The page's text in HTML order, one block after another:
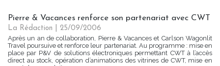
Pierre & Vacances renforce son partenariat avec CWT
La Rédaction | 25/09/2006
Après un an de collaboration, Pierre & Vacances et Carlson Wagonlit
Travel poursuive et renforce leur partenariat. Au programme : mise en
place par P&V de solutions électroniques permettant CWT à l’accès
direct au stock, opération d’animations des vitrines de CWT, mise en